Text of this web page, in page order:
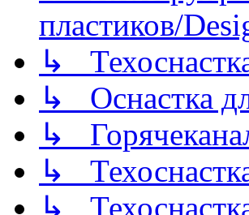
пластиков/
↳
↳ Оснастка
↳
↳
↳